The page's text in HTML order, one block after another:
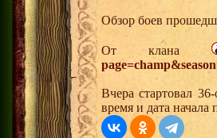
Обзор боев
От клана
Вчера стартовал
время и дата